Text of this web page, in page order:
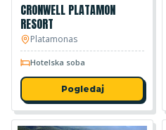
CRONWELL PLATAMON
RESORT
Platamonas
Hotelska soba
Pogledaj